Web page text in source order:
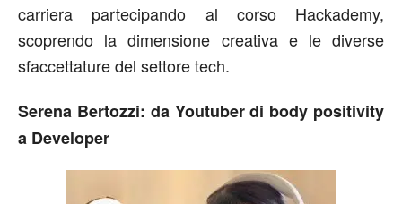
carriera partecipando al corso Hackademy,
scoprendo la dimensione creativa e le diverse
sfaccettature del settore tech.
Serena Bertozzi: da Youtuber di body positivity
a Developer